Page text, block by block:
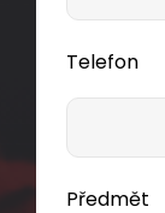
Telefon
Předmět